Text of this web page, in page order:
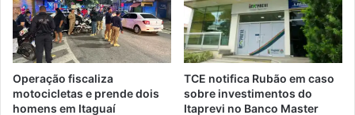
a
d
e
p
a
t
r
t
u
r
a
n
o
s
Operação fiscaliza
motocicletas e prende dois
homens em Itaguaí
TCE notifica Rubão em caso
sobre investimentos do
Itaprevi no Banco Master